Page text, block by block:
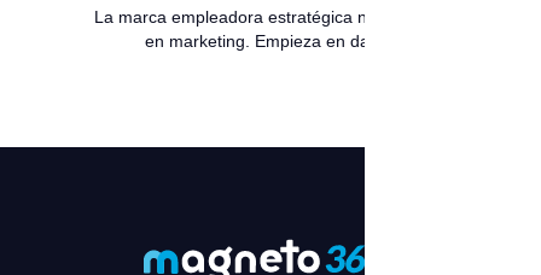
La marca empleadora estratégica no empieza
en marketing. Empieza en datos.